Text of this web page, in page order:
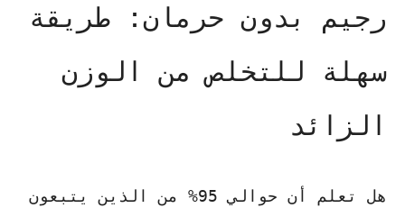
رجيم بدون حرمان: طريقة
سهلة للتخلص من الوزن
الزائد
هل تعلم أن حوالي 95% من الذين يتبعون